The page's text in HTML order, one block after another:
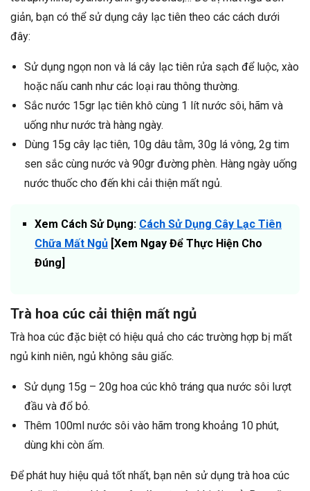
giản, bạn có thể sử dụng cây lạc tiên theo các cách dưới
đây:
Sử dụng ngọn non và lá cây lạc tiên rửa sạch để luộc, xào
hoặc nấu canh như các loại rau thông thường.
Sắc nước 15gr lạc tiên khô cùng 1 lít nước sôi, hãm và
uống như nước trà hàng ngày.
Dùng 15g cây lạc tiên, 10g dâu tằm, 30g lá vông, 2g tim
sen sắc cùng nước và 90gr đường phèn. Hàng ngày uống
nước thuốc cho đến khi cải thiện mất ngủ.
Xem Cách Sử Dụng: Cách Sử Dụng Cây Lạc Tiên
Chữa Mất Ngủ [Xem Ngay Để Thực Hiện Cho
Đúng]
Trà hoa cúc cải thiện mất ngủ
Trà hoa cúc đặc biệt có hiệu quả cho các trường hợp bị mất
ngủ kinh niên, ngủ không sâu giấc.
Sử dụng 15g – 20g hoa cúc khô tráng qua nước sôi lượt
đầu và đổ bỏ.
Thêm 100ml nước sôi vào hãm trong khoảng 10 phút,
dùng khi còn ấm.
Để phát huy hiệu quả tốt nhất, bạn nên sử dụng trà hoa cúc